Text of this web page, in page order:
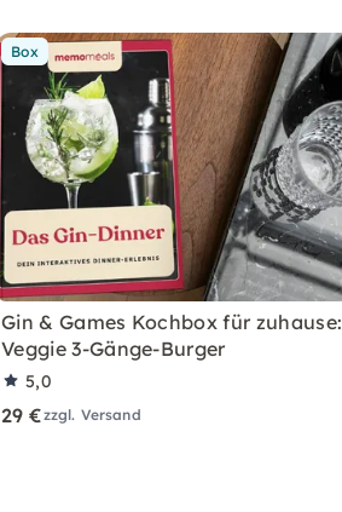
Box
Gin & Games Kochbox für zuhause:
Veggie 3-Gänge-Burger
5,0
29 €zzgl. Versand